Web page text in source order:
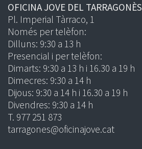
OFICINA JOVE DEL TARRAGONÈS
Pl. Imperial Tàrraco, 1
Només per telèfon:
Dilluns: 9:30 a 13 h
Presencial i per telèfon:
Dimarts: 9:30 a 13 h i 16.30 a 19 h
Dimecres: 9:30 a 14 h
Dijous: 9:30 a 14 h i 16.30 a 19 h
Divendres: 9:30 a 14 h
T. 977 251 873
tarragones@oficinajove.cat